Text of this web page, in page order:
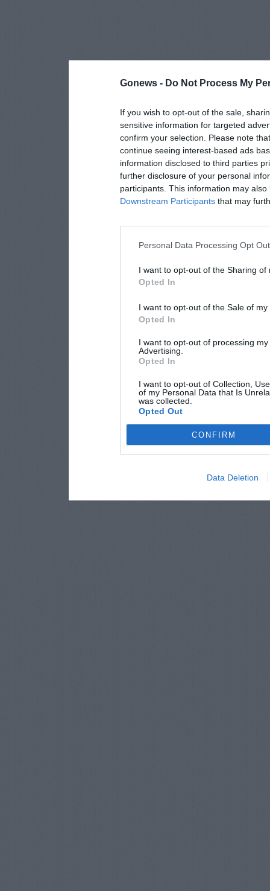
Gonews - Do Not Process My
If you wish to opt-out of the sale,
sensitive information for targeted
confirm your selection. Please note
continue seeing interest-based ads
information disclosed to third parties
further disclosure of your personal
participants. This information may
Downstream Participants that may
Personal Data Processing Opt
I want to opt-out of the Sharing of
Opted In
I want to opt-out of the Sale of
Opted In
I want to opt-out of processing
Advertising.
Opted In
I want to opt-out of Collection,
of my Personal Data that Is
was collected.
Opted Out
CONFIRM
Data Deletion